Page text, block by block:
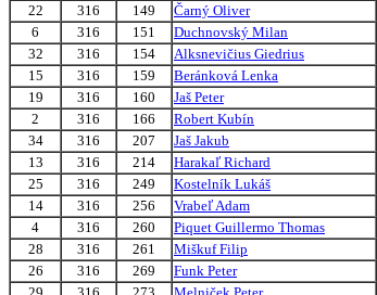
22
316 149 Čarný Oliver
6
316 151 Duchnovský Milan
32
316 154 Alksnevičius Giedrius
15
316 159 Beránková Lenka
19
316 160 Jaš Peter
2
316 166 Robert Kubín
34
316 207 Jaš Jakub
13
316 214 Harakaľ Richard
25
316 249 Kostelník Lukáš
14
316 256 Vrabeľ Adam
4
316 260 Piquet Guillermo Thomas
28
316 261 Miškuf Filip
26
316 269 Funk Peter